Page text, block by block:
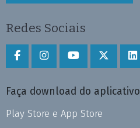
Redes Sociais
Faça download do aplicativo
Play Store e App Store